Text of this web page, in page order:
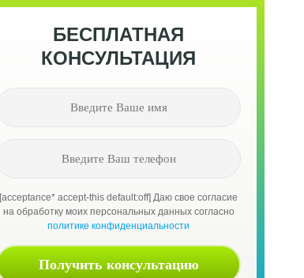
БЕСПЛАТНАЯ
КОНСУЛЬТАЦИЯ
[acceptance* accept-this default:off] Даю свое согласие
на обработку моих персональных данных согласно
политике конфиденциальности